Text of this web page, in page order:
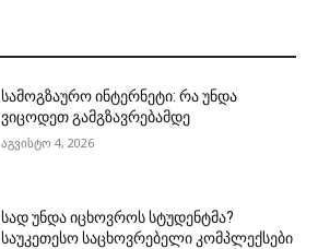
სამოგზაურო ინტერნეტი: რა უნდა
ვიცოდეთ გამგზავრებამდე
აგვისტო 4, 2026
სად უნდა იცხოვროს სტუდენტმა?
საუკეთესო საცხოვრებელი კომპლექსები